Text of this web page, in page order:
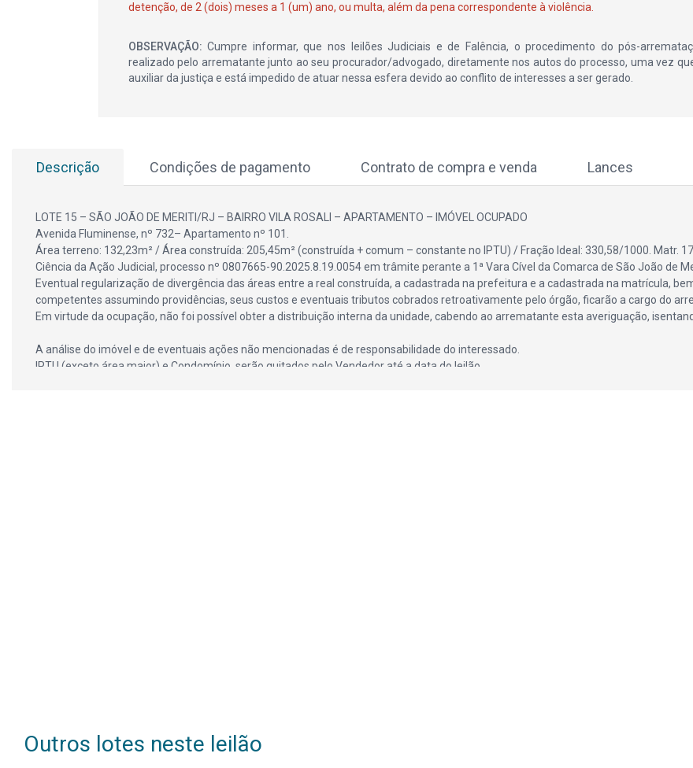
detenção, de 2 (dois) meses a 1 (um) ano, ou multa, além da pena correspondente à violência.
OBSERVAÇÃO: Cumpre informar, que nos leilões Judiciais e de Falência, o procedimento do pós-
realizado pelo arrematante junto ao seu procurador/advogado, diretamente nos autos do processo, uma vez
auxiliar da justiça e está impedido de atuar nessa esfera devido ao conflito de interesses a ser gerado.
Descrição Condições de pagamento Contrato de compra e venda Lances
LOTE 15 – SÃO JOÃO DE MERITI/RJ – BAIRRO VILA ROSALI – APARTAMENTO – IMÓVEL OCUPADO
Avenida Fluminense, nº 732– Apartamento nº 101.
Área terreno: 132,23m² / Área construída: 205,45m² (construída + comum – constante no IPTU) / Fração Ideal: 330,58/1000. Matr.
Ciência da Ação Judicial, processo nº 0807665-90.2025.8.19.0054 em trâmite perante a 1ª Vara Cível da Comarca de São João de
Eventual regularização de divergência das áreas entre a real construída, a cadastrada na prefeitura e a cadastrada na matrícula,
competentes assumindo providências, seus custos e eventuais tributos cobrados retroativamente pelo órgão, ficarão a cargo do
Em virtude da ocupação, não foi possível obter a distribuição interna da unidade, cabendo ao arrematante esta averiguação,
A análise do imóvel e de eventuais ações não mencionadas é de responsabilidade do interessado.
IPTU (exceto área maior) e Condomínio, serão quitados pelo Vendedor até a data do leilão.
Outros lotes neste leilão